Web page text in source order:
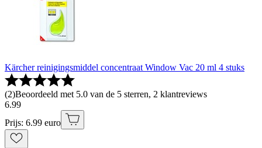
Kärcher reinigingsmiddel concentraat Window Vac 20 ml 4 stuks
(2)Beoordeeld met 5.0 van de 5 sterren, 2 klantreviews
6.99
Prijs: 6.99 euro